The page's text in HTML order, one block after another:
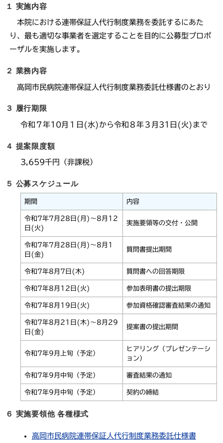
１ 実施内容
本院における連帯保証人代行制度業務を委託するにあた
り、最も適切な事業者を選定することを目的に公募型プロポ
ーザルを実施します。
２ 業務内容
高岡市民病院連帯保証人代行制度業務委託仕様書のとおり
３ 履行期限
令和７年10月１日(水)から令和８年３月31日(火)まで
４ 提案限度額
3,659千円（非課税）
５ 公募スケジュール
期間 内容
令和7年7月28日(月)～8月12
日(火)
実施要領等の交付・公開
令和7年7月28日(月)～8月1
日(金)
質問書提出期間
令和7年8月7日(木) 質問書への回答期限
令和7年8月12日(火) 参加表明書の提出期限
令和7年8月19日(火) 参加資格確認審査結果の通知
令和7年8月21日(木)～8月29
日(金)
提案書の提出期間
令和7年9月上旬（予定）
ヒアリング（プレゼンテーシ
ョン）
令和7年9月中旬（予定） 審査結果の通知
令和7年9月中旬（予定） 契約の締結
６ 実施要領他 各種様式
高岡市民病院連帯保証人代行制度業務委託仕様書